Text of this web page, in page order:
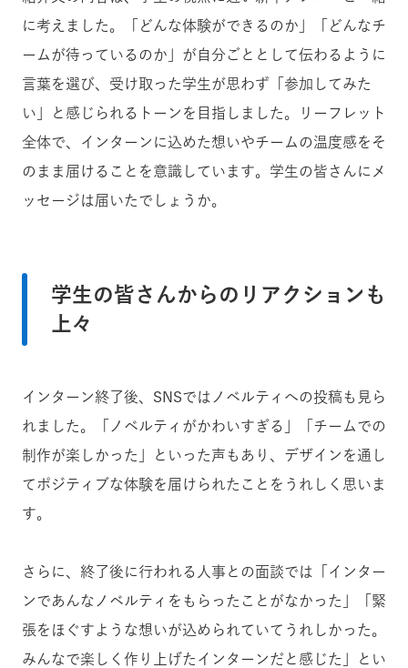
に考えました。「どんな体験ができるのか」「どんなチ
ームが待っているのか」が自分ごととして伝わるように
言葉を選び、受け取った学生が思わず「参加してみた
い」と感じられるトーンを目指しました。リーフレット
全体で、インターンに込めた想いやチームの温度感をそ
のまま届けることを意識しています。学生の皆さんにメ
ッセージは届いたでしょうか。
学生の皆さんからのリアクションも
上々
インターン終了後、SNSではノベルティへの投稿も見ら
れました。「ノベルティがかわいすぎる」「チームでの
制作が楽しかった」といった声もあり、デザインを通し
てポジティブな体験を届けられたことをうれしく思いま
す。
さらに、終了後に行われる人事との面談では「インター
ンであんなノベルティをもらったことがなかった」「緊
張をほぐすような想いが込められていてうれしかった。
みんなで楽しく作り上げたインターンだと感じた」とい